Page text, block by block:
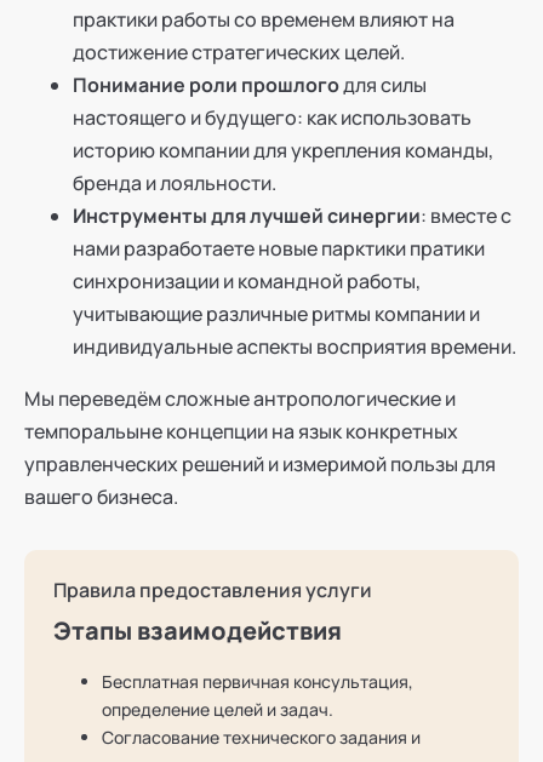
практики работы со временем влияют на
достижение стратегических целей.
Понимание роли прошлогодля силы
настоящего и будущего: как использовать
историю компании для укрепления команды,
бренда и лояльности.
Инструменты для лучшей синергии: вместе с
нами разработаете новые парктики пратики
синхронизации и командной работы,
учитывающие различные ритмы компании и
индивидуальные аспекты восприятия времени.
Мы переведём сложные антропологические и
темпоральыне концепции на язык конкретных
управленческих решений и измеримой пользы для
вашего бизнеса.
Правила предоставления услуги
Этапы взаимодействия
Бесплатная первичная консультация,
определение целей и задач.
Согласование технического задания и